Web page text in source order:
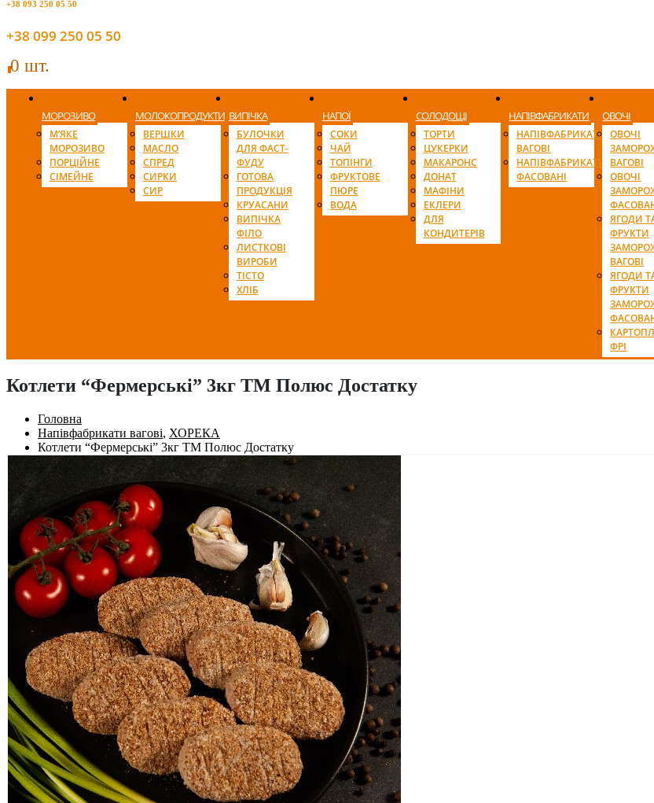
+38 093 250 05 50
+38 099 250 05 50
00 шт.
МОРОЗИВО
М’ЯКЕ
МОРОЗИВО
ПОРЦІЙНЕ
СІМЕЙНЕ
МОЛОКОПРОДУКТИ
ВЕРШКИ
МАСЛО
СПРЕД
СИРКИ
СИР
ВИПІЧКА
БУЛОЧКИ
ДЛЯ ФАСТ-
ФУДУ
ГОТОВА
ПРОДУКЦІЯ
КРУАСАНИ
ВИПІЧКА
ФІЛО
ЛИСТКОВІ
ВИРОБИ
ТІСТО
ХЛІБ
НАПОЇ
СОКИ
ЧАЙ
ТОПІНГИ
ФРУКТОВЕ
ПЮРЕ
ВОДА
СОЛОДОЩІ
ТОРТИ
ЦУКЕРКИ
МАКАРОНС
ДОНАТ
МАФІНИ
ЕКЛЕРИ
ДЛЯ
КОНДИТЕРІВ
НАПІВФАБРИКАТИ
НАПІВФАБРИКАТИ
ВАГОВІ
НАПІВФАБРИКАТИ
ФАСОВАНІ
ОВОЧІ
ОВОЧІ
ВАГОВІ
ОВОЧІ
ЯГОДИ
ФРУКТИ
ВАГОВІ
ЯГОДИ
ФРУКТИ
ФРІ
Котлети “Фермерські” 3кг ТМ Полюс Достатку
Головна
Напівфабрикати вагові, ХОРЕКА
Котлети “Фермерські” 3кг ТМ Полюс Достатку